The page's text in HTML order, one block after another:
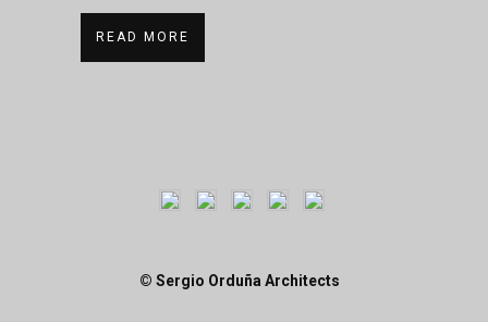
READ MORE
© Sergio Orduña Architects